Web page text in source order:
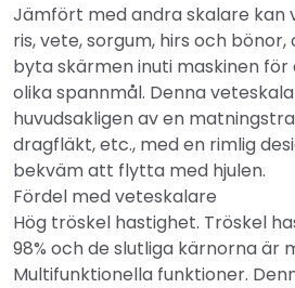
Jämfört med andra skalare kan
ris, vete, sorgum, hirs och
byta skärmen inuti maskinen
olika spannmål. Denna
huvudsakligen av en
dragfläkt, etc., med en rimlig
bekväm att flytta med hjulen.
Fördel med veteskalare
Hög tröskel hastighet. Tröskel
98% och de slutliga kärnorna är
Multifunktionella funktioner.